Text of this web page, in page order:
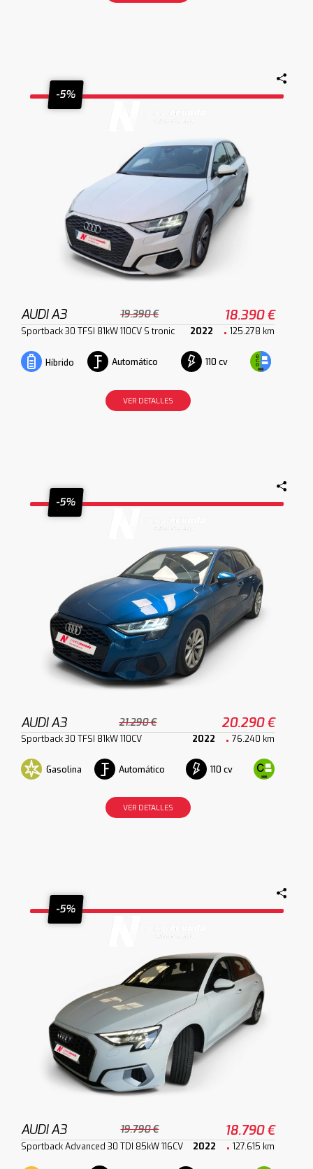
-5%
AUDI A3 19.390 € 18.390 €
Sportback 30 TFSI 81kW 110CV S tronic 2022 125.278 km
Híbrido Automático 110 cv
VER DETALLES
-5%
AUDI A3 21.290 € 20.290 €
Sportback 30 TFSI 81kW 110CV 2022 76.240 km
Gasolina Automático 110 cv
VER DETALLES
-5%
AUDI A3 19.790 € 18.790 €
Sportback Advanced 30 TDI 85kW 116CV 2022 127.615 km